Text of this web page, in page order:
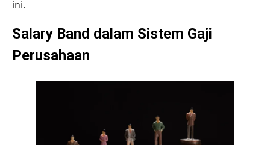
ini.
Salary Band dalam Sistem Gaji
Perusahaan